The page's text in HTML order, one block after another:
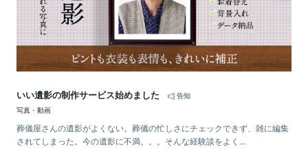
いい遺影の制作サービス始めました
告知
写真・動画
葬儀屋さんの遺影がよくない。葬儀の忙しさにチェックできず、雑に編集
されてしまった。今の遺影に不満。。。そんな経験談をよく...